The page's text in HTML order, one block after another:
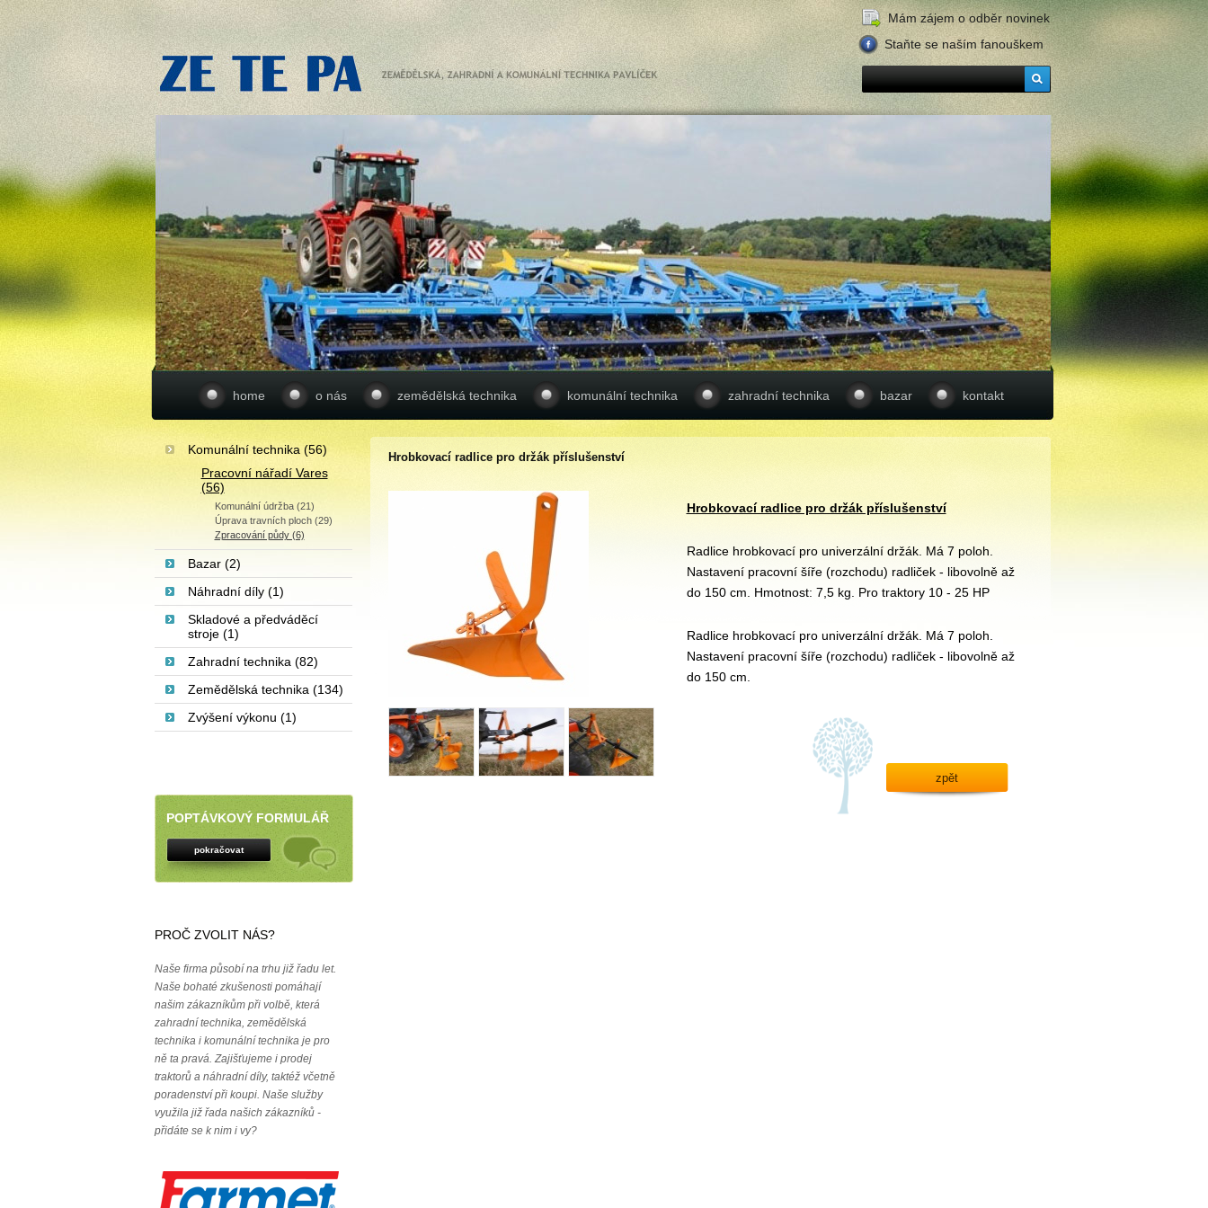
home o nás zemědělská technika komunální technika zahradní technika bazar kontakt
Mám zájem o odběr novinek
Staňte se naším fanouškem
Hrobkovací radlice pro držák příslušenství
Hrobkovací radlice pro držák příslušenství
Radlice hrobkovací pro univerzální držák. Má 7 poloh.
Nastavení pracovní šíře (rozchodu) radliček - libovolně až
do 150 cm. Hmotnost: 7,5 kg. Pro traktory 10 - 25 HP
Radlice hrobkovací pro univerzální držák. Má 7 poloh.
Nastavení pracovní šíře (rozchodu) radliček - libovolně až
do 150 cm.
zpět
Komunální technika (56)
Pracovní nářadí Vares
(56)
Komunální údržba (21)
Úprava travních ploch (29)
Zpracování půdy (6)
Bazar (2)
Náhradní díly (1)
Skladové a předváděcí
stroje (1)
Zahradní technika (82)
Zemědělská technika (134)
Zvýšení výkonu (1)
POPTÁVKOVÝ FORMULÁŘ
pokračovat
PROČ ZVOLIT NÁS?
Naše firma působí na trhu již řadu let.
Naše bohaté zkušenosti pomáhají
našim zákazníkům při volbě, která
zahradní technika, zemědělská
technika i komunální technika je pro
ně ta pravá. Zajišťujeme i prodej
traktorů a náhradní díly, taktéž včetně
poradenství při koupi. Naše služby
využila již řada našich zákazníků -
přidáte se k nim i vy?